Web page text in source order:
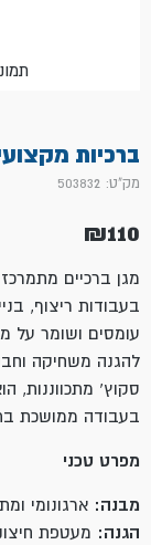
ברכיות
מק"ט: 503832
₪110
מגן ברכיים
עומסים ושומר על
להגנה משחיקה
סקוץ' מתכווננות,
בעבודה ממושכת
מפרט טכני
מבנה: ארגונומי
הגנה: מעטפת